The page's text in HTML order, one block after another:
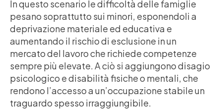
In questo scenario le difficoltà delle famiglie
pesano soprattutto sui minori, esponendoli a
deprivazione materiale ed educativa e
aumentando il rischio di esclusione in un
mercato del lavoro che richiede competenze
sempre più elevate. A ciò si aggiungono disagio
psicologico e disabilità fisiche o mentali, che
rendono l’accesso a un’occupazione stabile un
traguardo spesso irraggiungibile.